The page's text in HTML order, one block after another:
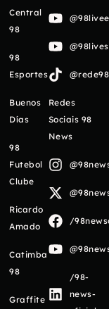
Central
98
98
Esportes
Buenos
Días
98
Futebol
Clube
Ricardo
Amado
Catimba
98
Graffite
Redes
Sociais 98
News
/
/98-
news-